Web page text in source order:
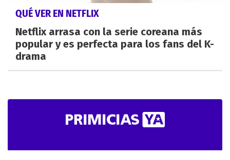
QUÉ VER EN NETFLIX
Netflix arrasa con la serie coreana más
popular y es perfecta para los fans del K-
drama